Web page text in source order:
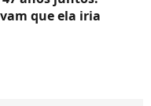
que ela iria